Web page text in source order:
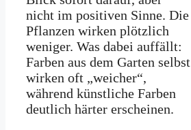
nicht im positiven Sinne. Die
Pflanzen wirken plötzlich
weniger. Was dabei auffällt:
Farben aus dem Garten selbst
wirken oft „weicher“,
während künstliche Farben
deutlich härter erscheinen.